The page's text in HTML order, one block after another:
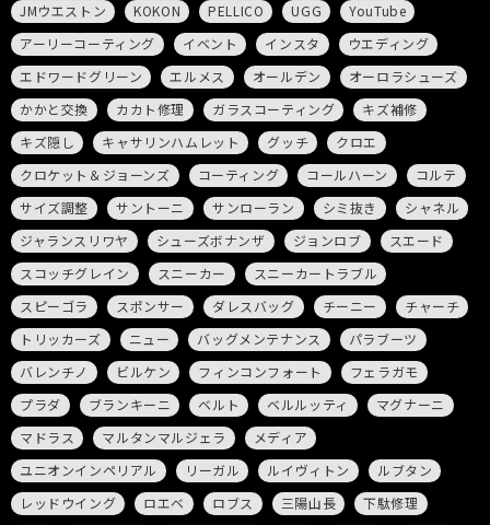
JMウエストン KOKON PELLICO UGG
YouTube
アーリーコーティング
イベント インスタ
ウエディング
エドワードグリーン
エルメス オールデン
オーロラシューズ
かかと交換
カカト修理 ガラスコーティング
キズ補修
キズ隠し
キャサリンハムレット グッチ
クロエ
クロケット＆ジョーンズ
コーティング コールハーン
コルテ
サイズ調整
サントーニ サンローラン シミ抜き
シャネル
ジャランスリワヤ
シューズボナンザ ジョンロブ
スエード
スコッチグレイン
スニーカー
スニーカートラブル
スピーゴラ
スポンサー ダレスバッグ チーニー
チャーチ
トリッカーズ
ニュー バッグメンテナンス
パラブーツ
バレンチノ
ビルケン フィンコンフォート
フェラガモ
プラダ
ブランキーニ ベルト ベルルッティ
マグナーニ
マドラス
マルタンマルジェラ
メディア
ユニオンインペリアル
リーガル ルイヴィトン
ルブタン
レッドウイング
ロエベ ロブス 三陽山長
下駄修理